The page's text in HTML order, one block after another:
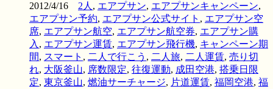
2012/4/16 2人 , エアプサン, エアプサンキャンペーン,
エアプサン予約, エアプサン公式サイト , エアプサン空
席, エアプサン航空, エアプサン航空券, エアプサン購
入 , エアプサン運賃, エアプサン飛行機, キャンペーン期
間, スマート , 二人で行こう , 二人旅, 二人運賃, 売り切
れ, 大阪釜山, 席数限定, 往復運動, 成田空港, 搭乗日限
定, 東京釜山, 燃油サーチャージ, 片道運賃, 福岡空港, 福